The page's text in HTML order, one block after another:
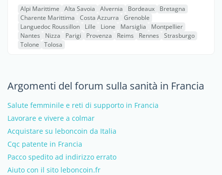
Alpi Marittime Alta Savoia Alvernia Bordeaux
Bretagna
Charente Marittima
Costa Azzurra
Grenoble
Languedoc Roussillon
Lille Lione Marsiglia
Montpellier
Nantes
Nizza Parigi Provenza Reims Rennes
Strasburgo
Tolone
Tolosa
Argomenti del forum sulla sanità in Francia
Salute femminile e reti di supporto in Francia
Lavorare e vivere a colmar
Acquistare su leboncoin da Italia
Cqc patente in Francia
Pacco spedito ad indirizzo errato
Aiuto con il sito leboncoin.fr